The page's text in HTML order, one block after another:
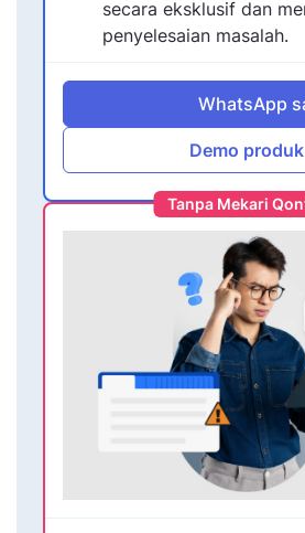
Tanpa Mekari
secara eksklusif dan
penyelesaian masalah.
WhatsApp
Demo produk